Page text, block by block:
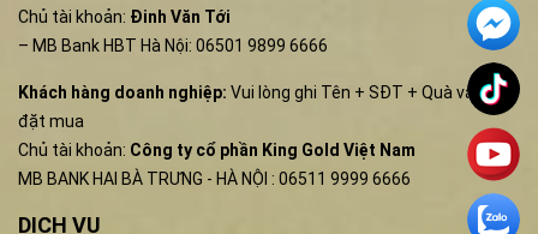
Chủ tài khoản: Đinh Văn Tới
– MB Bank HBT Hà Nội: 06501 9899 6666
Khách hàng doanh nghiệp: Vui lòng ghi Tên + SĐT + Quà vàng
đặt mua
Chủ tài khoản: Công ty cổ phần King Gold Việt Nam
MB BANK HAI BÀ TRƯNG - HÀ NỘI : 06511 9999 6666
DỊCH VỤ